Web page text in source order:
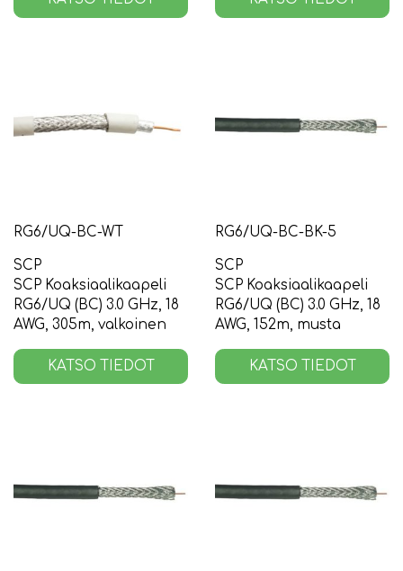
RG6/UQ-BC-WT
SCP
SCP Koaksiaalikaapeli
RG6/UQ (BC) 3.0 GHz, 18
AWG, 305m, valkoinen
KATSO TIEDOT
RG6/UQ-BC-BK-5
SCP
SCP Koaksiaalikaapeli
RG6/UQ (BC) 3.0 GHz, 18
AWG, 152m, musta
KATSO TIEDOT